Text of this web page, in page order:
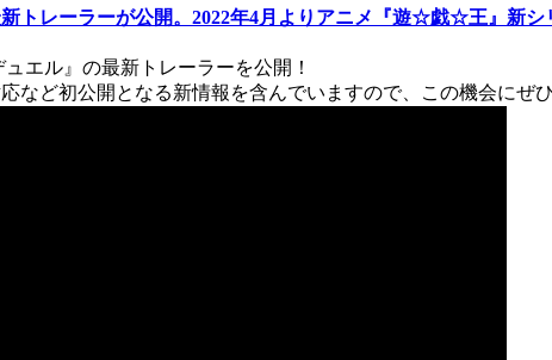
トレーラーが公開。2022年4月よりアニメ『遊☆戯☆王』新シ
エル』の最新トレーラーを公開！
など初公開となる新情報を含んでいますので、この機会にぜひ